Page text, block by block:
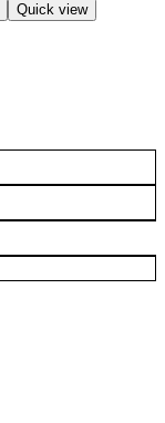
Quick view